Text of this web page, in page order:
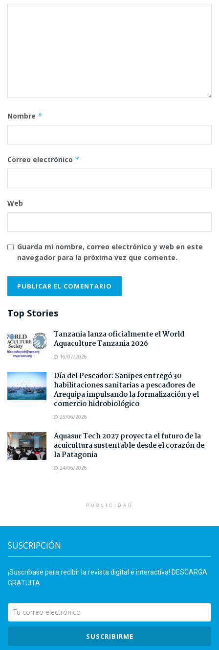
Nombre *
Correo electrónico *
Web
Guarda mi nombre, correo electrónico y web en este
navegador para la próxima vez que comente.
Top Stories
Tanzania lanza oficialmente el World
Aquaculture Tanzania 2026
16/07/2026
Día del Pescador: Sanipes entregó 30
habilitaciones sanitarias a pescadores de
Arequipa impulsando la formalización y el
comercio hidrobiológico
25/06/2026
Aquasur Tech 2027 proyecta el futuro de la
acuicultura sustentable desde el corazón de
la Patagonia
24/06/2026
PUBLICIDAD
SUSCRIPCIÓN
¡Suscríbase para recibir la revista digital e interactiva! DESCARGA
GRATUITA.
SUSCRIBIRME